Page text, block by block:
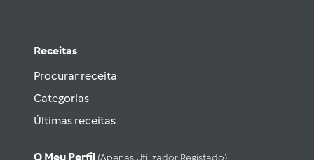
Receitas
Procurar receita
Categorias
Últimas receitas
O Meu Perfil (apenas Utilizador Registado)